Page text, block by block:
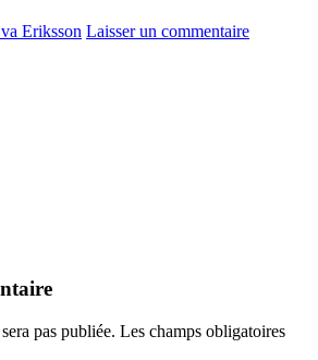
Eriksson Laisser un commentaire
pas publiée. Les champs obligatoires